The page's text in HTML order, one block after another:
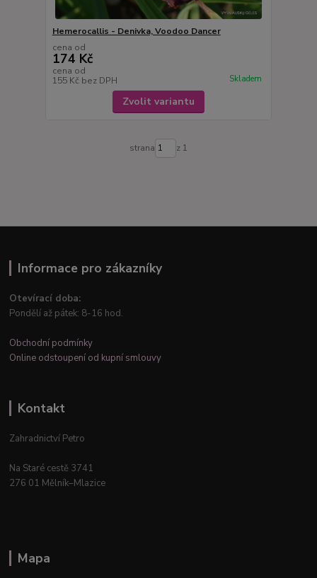
Hemerocallis - Denivka, Voodoo Dancer
cena od
174 Kč
cena od
155 Kč bez DPH Skladem
Zvolit variantu
strana z 1
Informace pro zákazníky
Otevírací doba:
Pondělí až pátek: 8-16 hod.
Obchodní podmínky
Online odstoupení od kupní smlouvy
Kontakt
Zahradnictví Petro
Na Staré cestě 3741
276 01 Mělník–Mlazice
Mapa